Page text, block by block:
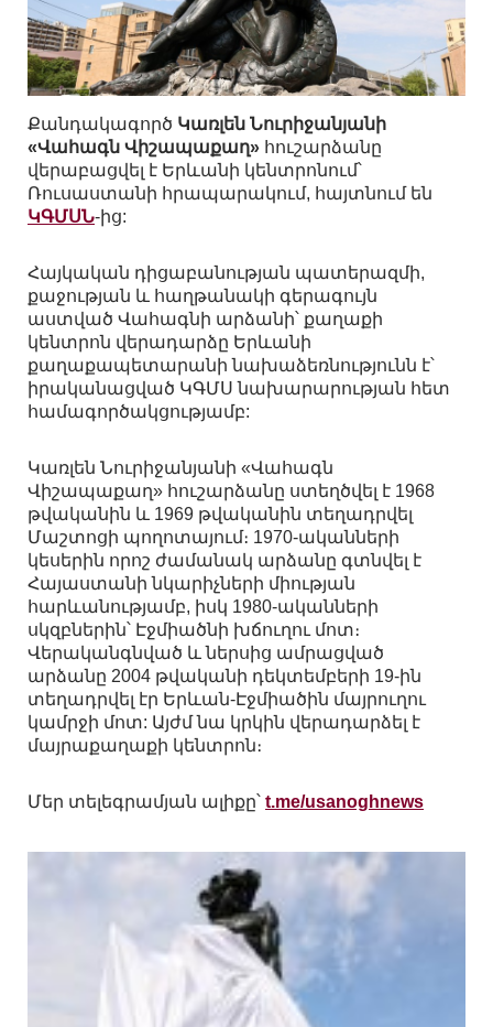
Քանդակագործ Կառլեն Նուրիջանյանի
«Վահագն Վիշապաքաղ» հուշարձանը
վերաբացվել է Երևանի կենտրոնում՝
Ռուսաստանի հրապարակում, հայտնում են
ԿԳՄՍՆ-ից:
Հայկական դիցաբանության պատերազմի,
քաջության և հաղթանակի գերագույն
աստված Վահագնի արձանի՝ քաղաքի
կենտրոն վերադարձը Երևանի
քաղաքապետարանի նախաձեռնությունն է՝
իրականացված ԿԳՄՍ նախարարության հետ
համագործակցությամբ:
Կառլեն Նուրիջանյանի «Վահագն
Վիշապաքաղ» հուշարձանը ստեղծվել է 1968
թվականին և 1969 թվականին տեղադրվել
Մաշտոցի պողոտայում։ 1970-ականների
կեսերին որոշ ժամանակ արձանը գտնվել է
Հայաստանի նկարիչների միության
հարևանությամբ, իսկ 1980-ականների
սկզբներին՝ Էջմիածնի խճուղու մոտ։
Վերականգնված և ներսից ամրացված
արձանը 2004 թվականի դեկտեմբերի 19-ին
տեղադրվել էր Երևան-Էջմիածին մայրուղու
կամրջի մոտ: Այժմ նա կրկին վերադարձել է
մայրաքաղաքի կենտրոն։
Մեր տելեգրամյան ալիքը՝ t.me/usanoghnews